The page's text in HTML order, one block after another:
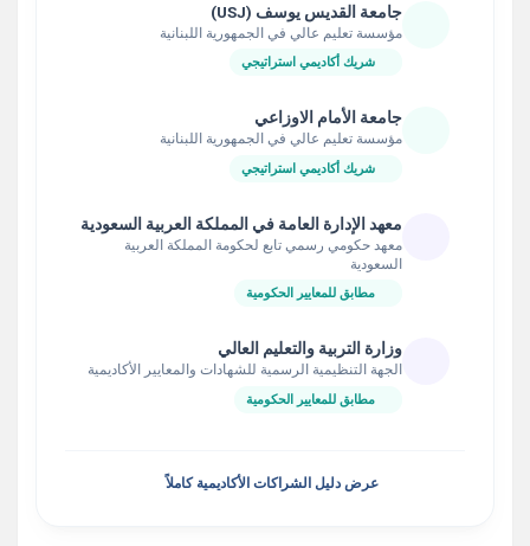
جامعة القديس يوسف (USJ)
مؤسسة تعليم عالي في الجمهورية اللبنانية
شريك أكاديمي استراتيجي
جامعة الأمام الاوزاعي
مؤسسة تعليم عالي في الجمهورية اللبنانية
شريك أكاديمي استراتيجي
معهد الإدارة العامة في المملكة العربية السعودية
معهد حكومي رسمي تابع لحكومة المملكة العربية
السعودية
مطابق للمعايير الحكومية
وزارة التربية والتعليم العالي
الجهة التنظيمية الرسمية للشهادات والمعايير الأكاديمية
مطابق للمعايير الحكومية
عرض دليل الشراكات الأكاديمية كاملاً